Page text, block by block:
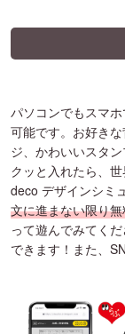
パソコンでもスマ
可能です。お好き
ジ、かわいいスタ
クッと入れたら、
deco デザインシミ
文に進まない限り
って遊んでみてく
できます！また、